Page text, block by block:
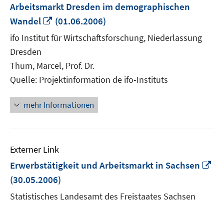
Arbeitsmarkt Dresden im demographischen
Wandel
In
neuem
Fenster
(01.06.2006)
ifo Institut für Wirtschaftsforschung, Niederlassung
Dresden
Thum, Marcel, Prof. Dr.
Quelle: Projektinformation de ifo-Instituts
mehr Informationen
Externer Link
Erwerbstätigkeit und Arbeitsmarkt in Sachsen
(30.05.2006)
Statistisches Landesamt des Freistaates Sachsen